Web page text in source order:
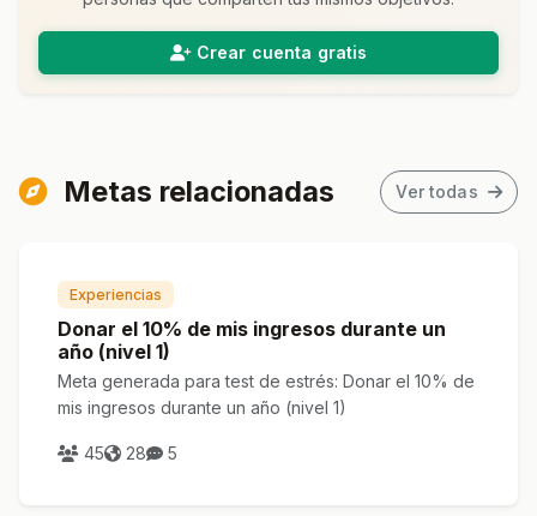
Crear cuenta gratis
Metas relacionadas Ver todas
Experiencias
Donar el 10% de mis ingresos durante un
año (nivel 1)
Meta generada para test de estrés: Donar el 10% de
mis ingresos durante un año (nivel 1)
45 28 5